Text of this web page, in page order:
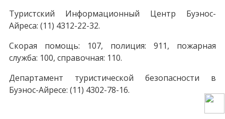
Туристский Информационный Центр Буэнос-
Айреса: (11) 4312-22-32.
Скорая помощь: 107, полиция: 911, пожарная
служба: 100, справочная: 110.
Департамент туристической безопасности в
Буэнос-Айресе: (11) 4302-78-16.